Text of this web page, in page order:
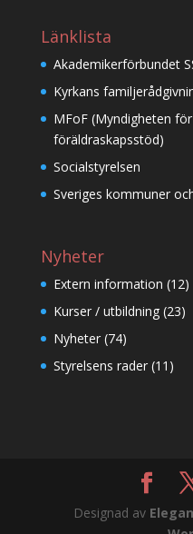
Länklista
Akademikerförbundet
Kyrkans
MFoF (Myndigheten
föräldraskapsstöd)
Socialstyrelsen
Sveriges kommuner
Nyheter
Extern information (12)
Kurser / utbildning(23)
Nyheter(74)
Styrelsens rader(11)
Designad av